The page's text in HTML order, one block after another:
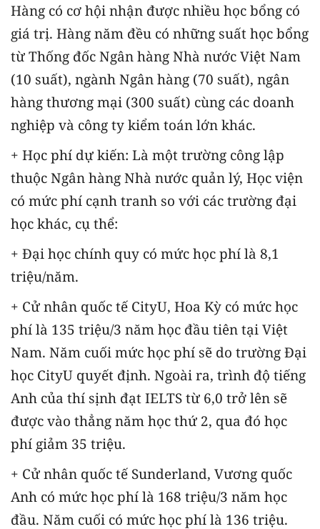
Hàng có cơ hội nhận được nhiều học bổng có
giá trị. Hàng năm đều có những suất học bổng
từ Thống đốc Ngân hàng Nhà nước Việt Nam
(10 suất), ngành Ngân hàng (70 suất), ngân
hàng thương mại (300 suất) cùng các doanh
nghiệp và công ty kiểm toán lớn khác.
+ Học phí dự kiến: Là một trường công lập
thuộc Ngân hàng Nhà nước quản lý, Học viện
có mức phí cạnh tranh so với các trường đại
học khác, cụ thể:
+ Đại học chính quy có mức học phí là 8,1
triệu/năm.
+ Cử nhân quốc tế CityU, Hoa Kỳ có mức học
phí là 135 triệu/3 năm học đầu tiên tại Việt
Nam. Năm cuối mức học phí sẽ do trường Đại
học CityU quyết định. Ngoài ra, trình độ tiếng
Anh của thí sịnh đạt IELTS từ 6,0 trở lên sẽ
được vào thẳng năm học thứ 2, qua đó học
phí giảm 35 triệu.
+ Cử nhân quốc tế Sunderland, Vương quốc
Anh có mức học phí là 168 triệu/3 năm học
đầu. Năm cuối có mức học phí là 136 triệu.